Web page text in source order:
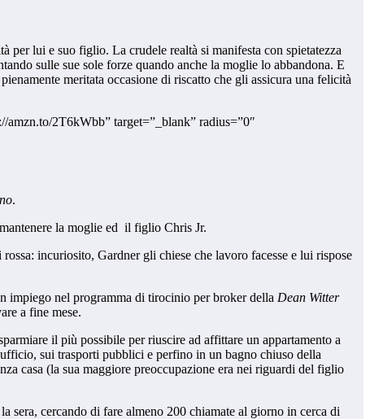
per lui e suo figlio. La crudele realtà si manifesta con spietatezza
sulle sue sole forze quando anche la moglie lo abbandona. E
meritata occasione di riscatto che gli assicura una felicità
2T6kWbb” target=”_blank” radius=”0″
.
la moglie ed il figlio Chris Jr.
incuriosito, Gardner gli chiese che lavoro facesse e lui rispose
impiego nel programma di tirocinio per broker della Dean Witter
a fine mese.
il più possibile per riuscire ad affittare un appartamento a
sui trasporti pubblici e perfino in un bagno chiuso della
casa (la sua maggiore preoccupazione era nei riguardi del figlio
cercando di fare almeno 200 chiamate al giorno in cerca di